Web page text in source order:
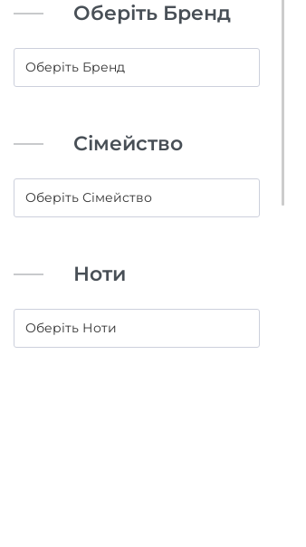
Оберіть Бренд
Сімейство
Ноти